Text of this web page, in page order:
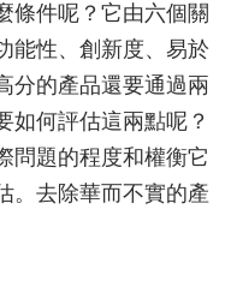
條件呢？它由六個關
能性、創新度、易於
分的產品還要通過兩
如何評估這兩點呢？
問題的程度和權衡它
。去除華而不實的產